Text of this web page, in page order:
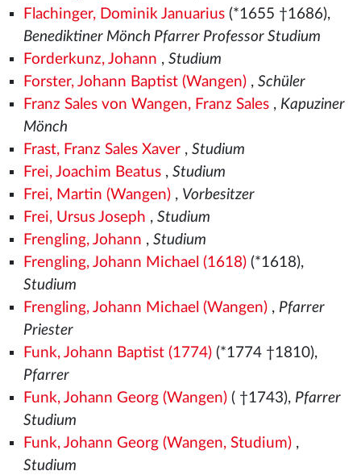
Flachinger, Dominik Januarius(*1655 †1686),
Benediktiner Mönch Pfarrer Professor Studium
Forderkunz, Johann , Studium
Forster, Johann Baptist (Wangen), Schüler
Franz Sales von Wangen, Franz Sales, Kapuziner
Mönch
Frast, Franz Sales Xaver, Studium
Frei, Joachim Beatus, Studium
Frei, Martin (Wangen), Vorbesitzer
Frei, Ursus Joseph , Studium
Frengling, Johann , Studium
Frengling, Johann Michael (1618)(*1618),
Studium
Frengling, Johann Michael (Wangen), Pfarrer
Priester
Funk, Johann Baptist (1774)(*1774 †1810),
Pfarrer
Funk, Johann Georg (Wangen)( †1743), Pfarrer
Studium
Funk, Johann Georg (Wangen, Studium),
Studium